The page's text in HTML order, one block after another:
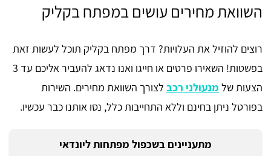
השוואת מחירים עושים במפתח בקליק
רוצים להוזיל את העלויות? דרך מפתח בקליק תוכל לעשות זאת
בפשטות! השאירו פרטים או חייגו ואנו נדאג להעביר אליכם עד 3
הצעות של מנעולני רכב לצורך השוואת מחירים. השירות
בפורטל ניתן בחינם וללא התחייבות כלל, נסו אותנו כבר עכשיו.
מתעניינים בשכפול מפתחות ליונדאי